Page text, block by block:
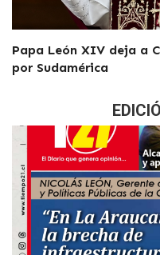
Papa León XIV deja a
por Sudamérica